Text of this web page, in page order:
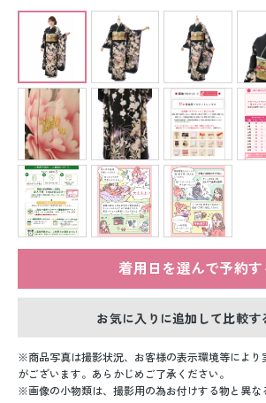
ジュニア着物レンタル
ジュニア洋装レンタル
ベビー洋装レンタル
紋付袴レンタル
留袖レンタル
男性礼装レンタル
白無垢&紋付袴レンタル
引き振袖レンタル
着用日を選んで予約す
お気に入りに追加して比較す
商品写真は撮影状況、お客様の表示環境等によ
がございます。あらかじめご了承ください。
画像の小物類は、撮影用の為お付けする物と異な